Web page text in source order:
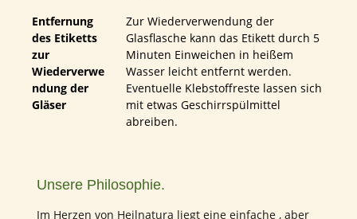
Entfernung
des Etiketts
zur
Wiederverwe
ndung der
Gläser
Zur Wiederverwendung der
Glasflasche kann das Etikett durch 5
Minuten Einweichen in heißem
Wasser leicht entfernt werden.
Eventuelle Klebstoffreste lassen sich
mit etwas Geschirrspülmittel
abreiben.
Unsere Philosophie.
Im Herzen von Heilnatura liegt eine einfache , aber